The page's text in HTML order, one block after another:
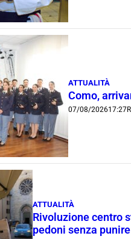
ATTUALITÀ
Como,
07/08/202617:27
ATTUALITÀ
Rivoluzione centro
pedoni senza